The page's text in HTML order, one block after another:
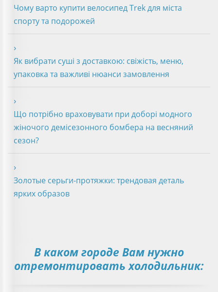
Чому варто купити велосипед Trek для міста
спорту та подорожей
Як вибрати суші з доставкою: свіжість, меню,
упаковка та важливі нюанси замовлення
Що потрібно враховувати при доборі модного
жіночого демісезонного бомбера на весняний
сезон?
Золотые серьги-протяжки: трендовая деталь
ярких образов
В каком городе Вам нужно
отремонтировать холодильник: